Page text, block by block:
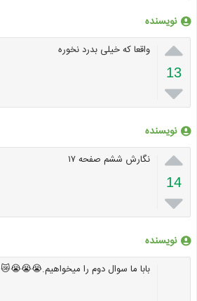
نویسنده

13

واقعا که خیلی بدرد نخوره
نویسنده

14

نگارش ششم صفحه ۱۷
نویسنده
بابا ما سوال دوم را میخواهیم.😭😭😭😿